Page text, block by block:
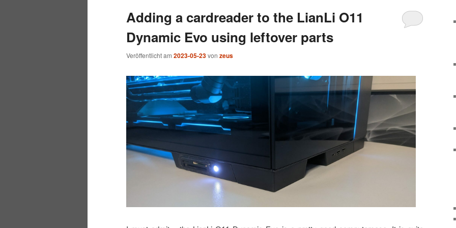
wechseln
Adding a cardreader to the LianLi O11
Dynamic Evo using leftover parts
Veröffentlicht am 2023-05-23von zeus